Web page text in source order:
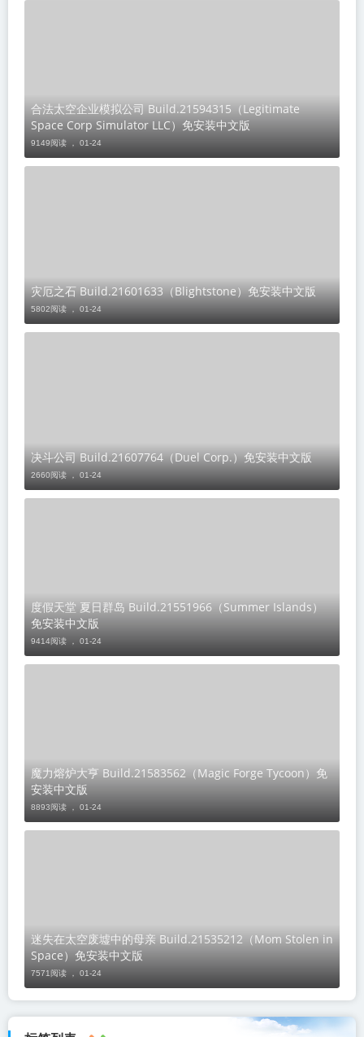
合法太空企业模拟公司 Build.21594315（Legitimate
Space Corp Simulator LLC）免安装中文版
9149阅读 ， 01-24
灾厄之石 Build.21601633（Blightstone）免安装中文版
5802阅读 ， 01-24
决斗公司 Build.21607764（Duel Corp.）免安装中文版
2660阅读 ， 01-24
度假天堂 夏日群岛 Build.21551966（Summer Islands）
免安装中文版
9414阅读 ， 01-24
魔力熔炉大亨 Build.21583562（Magic Forge Tycoon）免
安装中文版
8893阅读 ， 01-24
迷失在太空废墟中的母亲 Build.21535212（Mom Stolen in
Space）免安装中文版
7571阅读 ， 01-24